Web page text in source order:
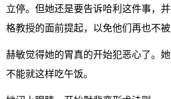
立停。但她还是要告诉哈利这件事，
格教授的面前提起，以免他们再也不
赫敏觉得她的胃真的开始犯恶心了。
不能就这样吃午饭。